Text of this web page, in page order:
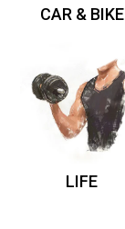
CAR & BIKE
LIFE